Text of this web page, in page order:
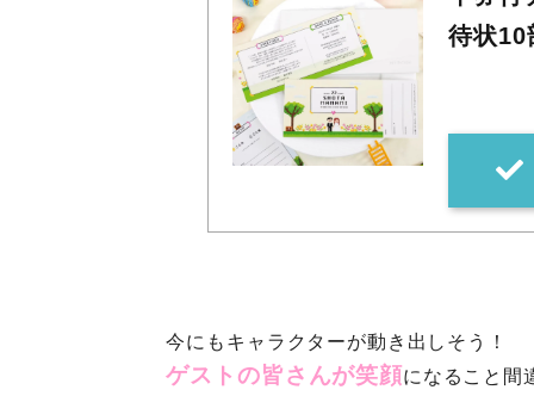
待状10
今にもキャラクターが動き出しそう！
ゲストの皆さんが笑顔になること間